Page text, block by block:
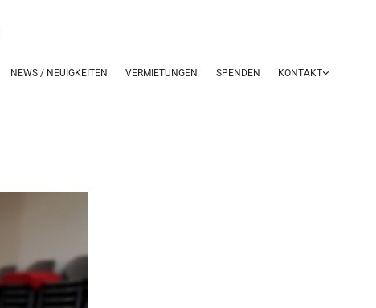
NEWS / NEUIGKEITEN VERMIETUNGEN SPENDEN KONTAKT